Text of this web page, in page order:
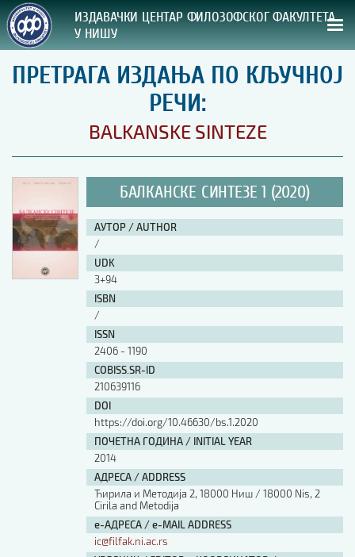
ИЗДАВАЧКИ ЦЕНТАР ФИЛОЗОФСКОГ ФАКУЛТЕТА
У НИШУ
СВА НАША ИЗДАЊА
ВРСТА ИЗДАЊА:
ПРЕГЛЕД
УПУТСТВА
УПУТСТВА
Правилник о издавачкој делатности
Упутство ауторима
Упутство уредницима
Изјава о ауторству
Изјава о лектури
Изјава о коришћењу ауторског дела
Упутство за бирање лиценце
Уговор са аутором
Шаблон прве стране и импресума [B5, ћир]
Шаблон прве стране и импресума [B5, лат]
Шаблон прве стране и импресума [B5, енг]
Етички кодекс
ПРЕТРАГА ИЗДАЊА
ПРЕТРАГА ИЗДАЊА ПО КЉУЧНОЈ
РЕЧИ:
BALKANSKE SINTEZE
БАЛКАНСКЕ СИНТЕЗЕ 1 (2020)
АУТОР / AUTHOR
/
UDK
3+94
ISBN
/
ISSN
2406 - 1190
COBISS.SR-ID
210639116
DOI
https://doi.org/10.46630/bs.1.2020
ПОЧЕТНА ГОДИНА / INITIAL YEAR
2014
АДРЕСА / ADDRESS
Ћирила и Методија 2, 18000 Ниш / 18000 Nis, 2
Cirila and Metodija
е-АДРЕСА / e-MAIL ADDRESS
ic@filfak.ni.ac.rs